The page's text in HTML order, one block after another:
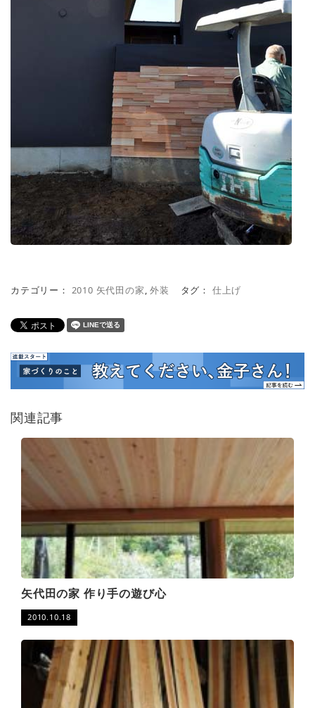
カテゴリー： 2010 矢代田の家,外装 タグ： 仕上げ
関連記事
矢代田の家 作り手の遊び心
2010.10.18